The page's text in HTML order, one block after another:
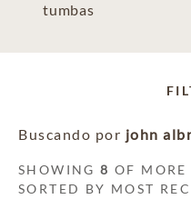
tumbas
Buscando por john
SHOWING8 OF
SORTED BY MOST